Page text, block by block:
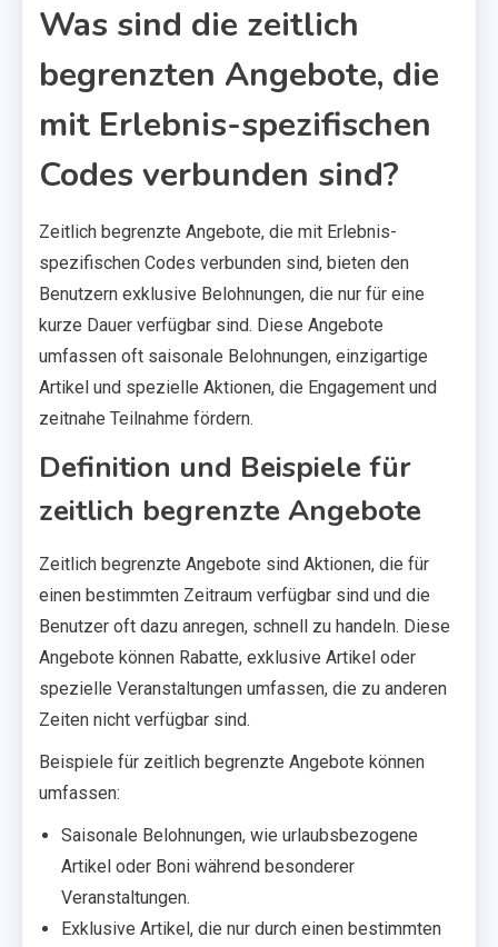
Was sind die zeitlich
begrenzten Angebote, die
mit Erlebnis-spezifischen
Codes verbunden sind?
Zeitlich begrenzte Angebote, die mit Erlebnis-
spezifischen Codes verbunden sind, bieten den
Benutzern exklusive Belohnungen, die nur für eine
kurze Dauer verfügbar sind. Diese Angebote
umfassen oft saisonale Belohnungen, einzigartige
Artikel und spezielle Aktionen, die Engagement und
zeitnahe Teilnahme fördern.
Definition und Beispiele für
zeitlich begrenzte Angebote
Zeitlich begrenzte Angebote sind Aktionen, die für
einen bestimmten Zeitraum verfügbar sind und die
Benutzer oft dazu anregen, schnell zu handeln. Diese
Angebote können Rabatte, exklusive Artikel oder
spezielle Veranstaltungen umfassen, die zu anderen
Zeiten nicht verfügbar sind.
Beispiele für zeitlich begrenzte Angebote können
umfassen:
Saisonale Belohnungen, wie urlaubsbezogene
Artikel oder Boni während besonderer
Veranstaltungen.
Exklusive Artikel, die nur durch einen bestimmten